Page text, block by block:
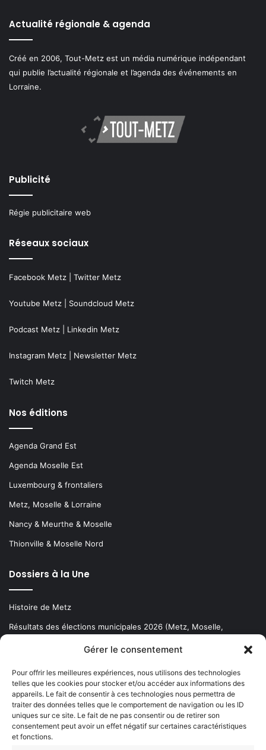
Gérer le consentement
Pour offrir les meilleures expériences, nous utilisons des technologies
telles que les cookies pour stocker et/ou accéder aux informations des
appareils. Le fait de consentir à ces technologies nous permettra de
traiter des données telles que le comportement de navigation ou les ID
uniques sur ce site. Le fait de ne pas consentir ou de retirer son
consentement peut avoir un effet négatif sur certaines caractéristiques
et fonctions.
Actualité régionale & agenda
Créé en 2006, Tout-Metz est un média numérique indépendant
qui publie l’actualité régionale et l’agenda des événements en
Lorraine.
Publicité
Régie publicitaire web
Réseaux sociaux
Facebook Metz Twitter Metz
Youtube Metz Soundcloud Metz
Podcast Metz Linkedin Metz
Instagram Metz Newsletter Metz
Twitch Metz
Nos éditions
Agenda Grand Est
Agenda Moselle Est
Luxembourg & frontaliers
Metz, Moselle & Lorraine
Nancy & Meurthe & Moselle
Thionville & Moselle Nord
Dossiers à la Une
Histoire de Metz
Résultats des élections municipales 2026 (Metz, Moselle,
Newsletter gratuite